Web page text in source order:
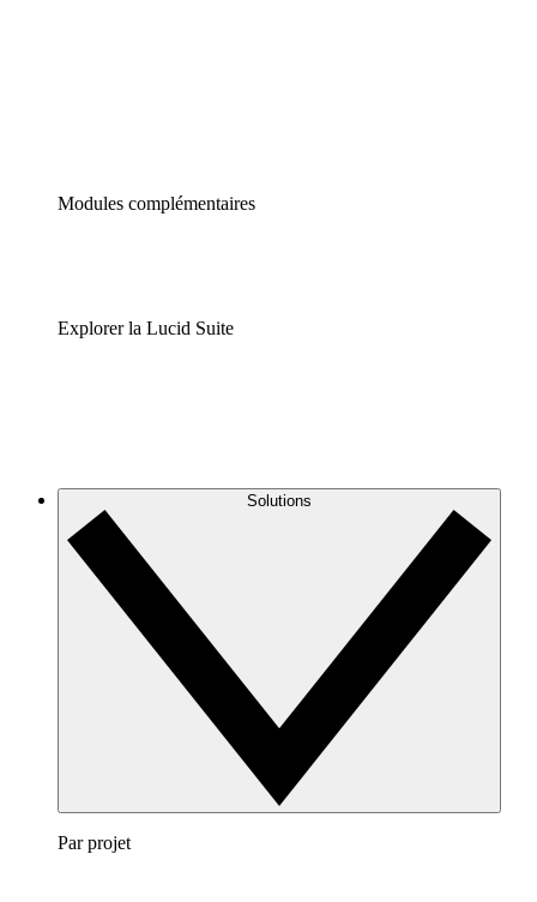
Modules complémentaires
Explorer la Lucid Suite
Solutions
Par projet